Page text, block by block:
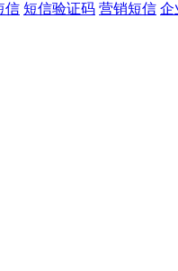
信 短信验证码 营销短信 企